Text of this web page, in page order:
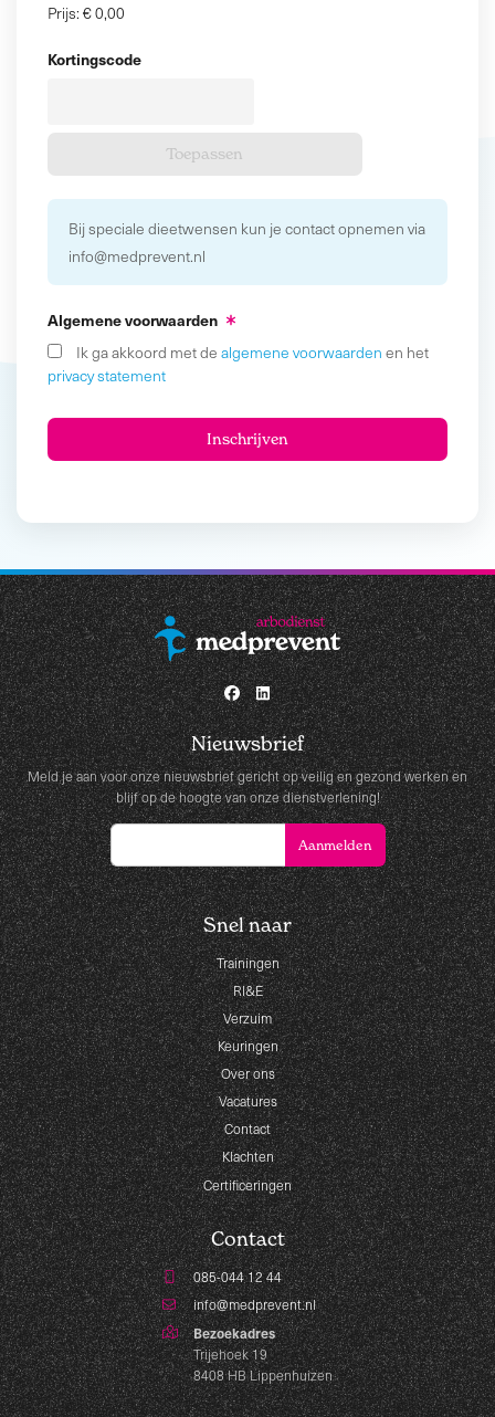
Prijs: € 0,00
Kortingscode
Bij speciale dieetwensen kun je contact opnemen via
info@medprevent.nl
Algemene voorwaarden
Ik ga akkoord met de algemene voorwaarden en het
privacy statement
Nieuwsbrief
Meld je aan voor onze nieuwsbrief gericht op veilig en gezond werken en
blijf op de hoogte van onze dienstverlening!
Snel naar
Trainingen
RI&E
Verzuim
Keuringen
Over ons
Vacatures
Contact
Klachten
Certificeringen
Contact
085-044 12 44
info@medprevent.nl
Bezoekadres
Trijehoek 19
8408 HB Lippenhuizen